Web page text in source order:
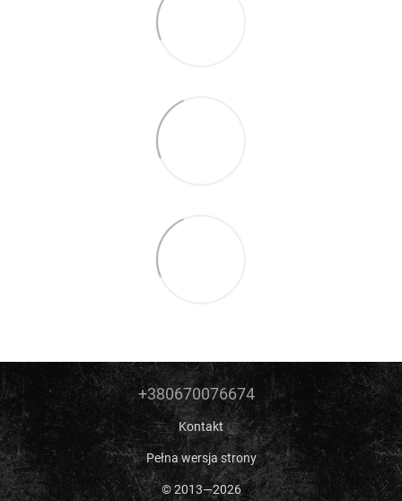
+380670076674
Kontakt
Pełna wersja strony
© 2013—2026